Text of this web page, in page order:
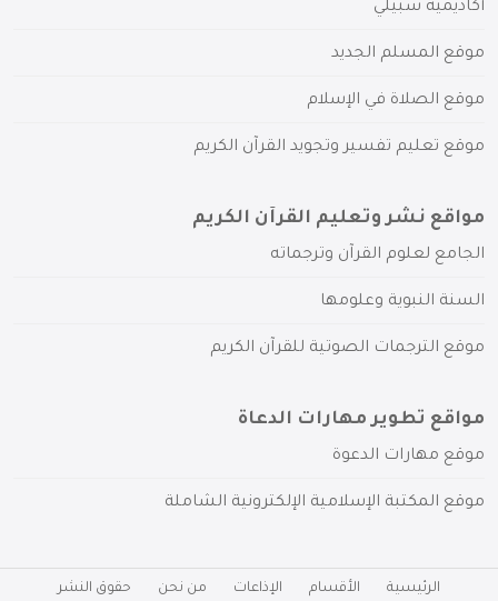
أكاديمية سبيلي
موقع المسلم الجديد
موقع الصلاة في الإسلام
موقع تعليم تفسير وتجويد القرآن الكريم
مواقع نشر وتعليم القرآن الكريم
الجامع لعلوم القرآن وترجماته
السنة النبوية وعلومها
موقع الترجمات الصوتية للقرآن الكريم
مواقع تطوير مهارات الدعاة
موقع مهارات الدعوة
موقع المكتبة الإسلامية الإلكترونية الشاملة
الرئيسية الأقسام الإذاعات من نحن حقوق النشر